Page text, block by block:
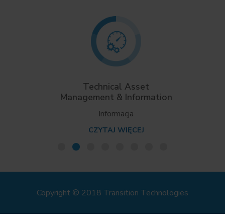
Technical Asset
Management & Information
Informacja
CZYTAJ WIĘCEJ
Copyright © 2018 Transition Technologies